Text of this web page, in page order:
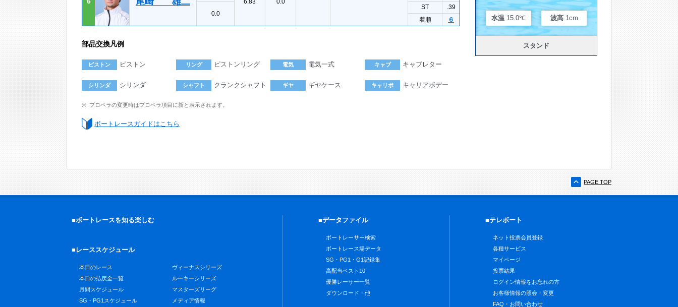
6.83
0.0
0.0
ST
.39
着順
６
部品交換凡例
ピストン ピストン リング ピストンリング 電気 電気一式 キャブ キャブレター
シリンダ シリンダ シャフト クランクシャフト ギヤ ギヤケース キャリボ キャリアボデー
プロペラの変更時はプロペラ項目に新と表示されます。
ボートレースガイドはこちら
水温 15.0℃ 波高 1cm
スタンド
PAGE TOP
■ボートレースを知る楽しむ
■レーススケジュール
本日のレース
本日の払戻金一覧
月間スケジュール
SG・PG1スケジュール
ヴィーナスシリーズ
ルーキーシリーズ
マスターズリーグ
メディア情報
■データファイル
ボートレーサー検索
ボートレース場データ
SG・PG1・G1記録集
高配当ベスト10
優勝レーサー一覧
ダウンロード・他
■テレボート
ネット投票会員登録
各種サービス
マイページ
投票結果
ログイン情報をお忘れの方
お客様情報の照会・変更
FAQ・お問い合わせ